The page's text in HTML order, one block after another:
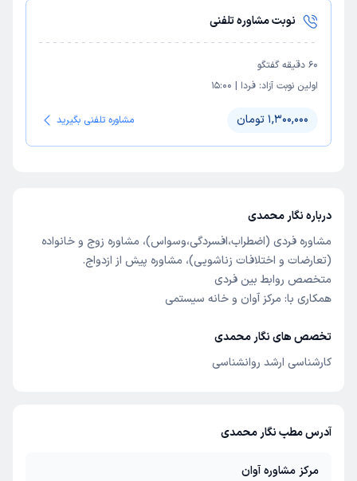
نوبت مشاوره تلفنی
60 دقیقه گفتگو
اولین نوبت آزاد: فردا |
15:00
1,300,000 تومان مشاوره تلفنی بگیرید
درباره نگار محمدی
مشاوره فردی (اضطراب،افسردگی،وسواس)، مشاوره زوج و خانواده
(تعارضات و اختلافات زناشویی)، مشاوره پیش از ازدواج.
متخصص روابط بین فردی
همکاری با: مرکز آوان و خانه سیستمی
تخصص های نگار محمدی
کارشناسی ارشد روانشناسی
آدرس مطب نگار محمدی
مرکز مشاوره آوان